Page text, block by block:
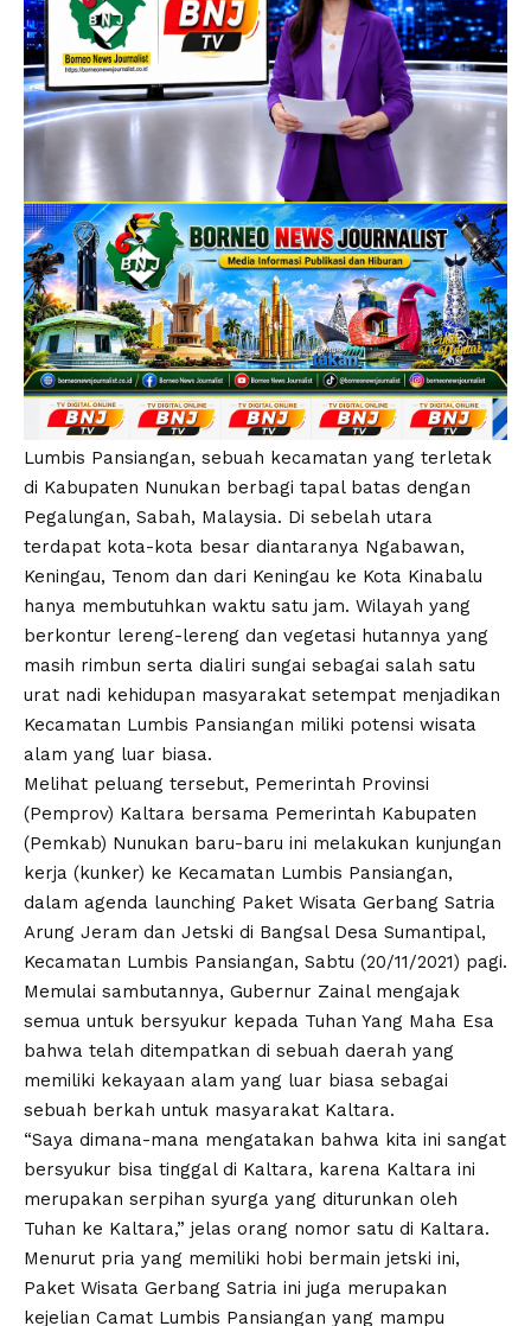
Lumbis Pansiangan, sebuah kecamatan yang terletak
di Kabupaten Nunukan berbagi tapal batas dengan
Pegalungan, Sabah, Malaysia. Di sebelah utara
terdapat kota-kota besar diantaranya Ngabawan,
Keningau, Tenom dan dari Keningau ke Kota Kinabalu
hanya membutuhkan waktu satu jam. Wilayah yang
berkontur lereng-lereng dan vegetasi hutannya yang
masih rimbun serta dialiri sungai sebagai salah satu
urat nadi kehidupan masyarakat setempat menjadikan
Kecamatan Lumbis Pansiangan miliki potensi wisata
alam yang luar biasa.
Melihat peluang tersebut, Pemerintah Provinsi
(Pemprov) Kaltara bersama Pemerintah Kabupaten
(Pemkab) Nunukan baru-baru ini melakukan kunjungan
kerja (kunker) ke Kecamatan Lumbis Pansiangan,
dalam agenda launching Paket Wisata Gerbang Satria
Arung Jeram dan Jetski di Bangsal Desa Sumantipal,
Kecamatan Lumbis Pansiangan, Sabtu (20/11/2021) pagi.
Memulai sambutannya, Gubernur Zainal mengajak
semua untuk bersyukur kepada Tuhan Yang Maha Esa
bahwa telah ditempatkan di sebuah daerah yang
memiliki kekayaan alam yang luar biasa sebagai
sebuah berkah untuk masyarakat Kaltara.
“Saya dimana-mana mengatakan bahwa kita ini sangat
bersyukur bisa tinggal di Kaltara, karena Kaltara ini
merupakan serpihan syurga yang diturunkan oleh
Tuhan ke Kaltara,” jelas orang nomor satu di Kaltara.
Menurut pria yang memiliki hobi bermain jetski ini,
Paket Wisata Gerbang Satria ini juga merupakan
kejelian Camat Lumbis Pansiangan yang mampu